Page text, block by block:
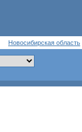
Новосибирская область